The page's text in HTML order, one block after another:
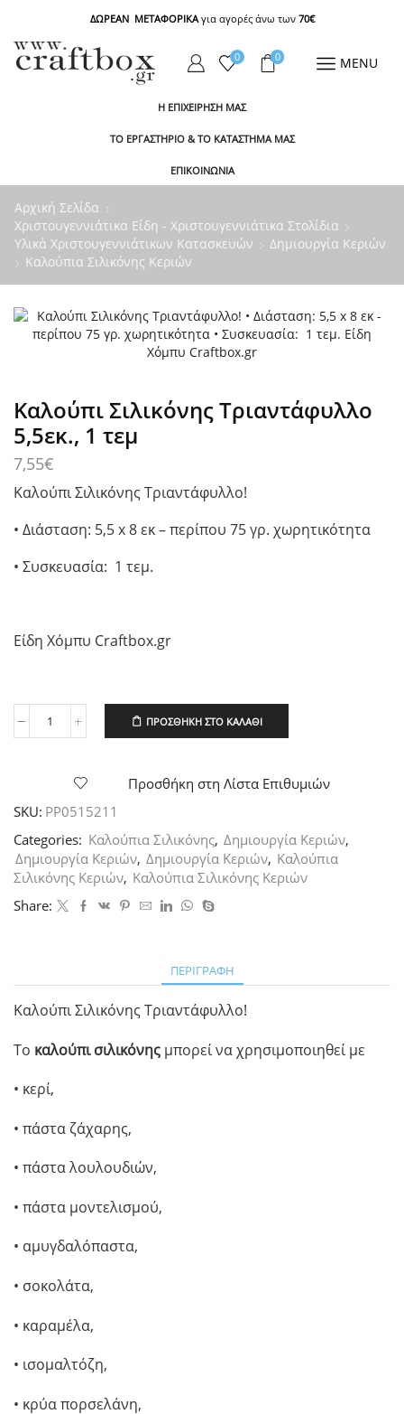
ΔΩΡΕΑΝ ΜΕΤΑΦΟΡΙΚΑγια αγορές άνω των 70€
0 0 MENU
Η ΕΠΙΧΕΙΡΗΣΗ ΜΑΣ
ΤΟ ΕΡΓΑΣΤΗΡΙΟ & ΤΟ ΚΑΤΑΣΤΗΜΑ ΜΑΣ
ΕΠΙΚΟΙΝΩΝΙΑ
Αρχική Σελίδα
Χριστουγεννιάτικα Είδη - Χριστουγεννιάτικα Στολίδια
Υλικά Χριστουγεννιάτικων Κατασκευών
Δημιουργία Κεριών
Καλούπια Σιλικόνης Κεριών
Καλούπι Σιλικόνης Τριαντάφυλλο
5,5εκ., 1 τεμ
7,55€
Καλούπι Σιλικόνης Τριαντάφυλλο!
• Διάσταση: 5,5 x 8 εκ – περίπου 75 γρ. χωρητικότητα
• Συσκευασία: 1 τεμ.
Είδη Χόμπυ Craftbox.gr
Καλούπι
5,5εκ.,
τεμ
ποσότητα
ΠΡΟΣΘΉΚΗ ΣΤΟ ΚΑΛΆΘΙ
Προσθήκη στη Λίστα Επιθυμιών
SKU: PP0515211
Categories: Καλούπια Σιλικόνης, Δημιουργία Κεριών,
Δημιουργία Κεριών, Δημιουργία Κεριών, Καλούπια
Σιλικόνης Κεριών, Καλούπια Σιλικόνης Κεριών
Share:
ΠΕΡΙΓΡΑΦΉ
Καλούπι Σιλικόνης Τριαντάφυλλο!
Το καλούπι σιλικόνης μπορεί να χρησιμοποιηθεί με
• κερί,
• πάστα ζάχαρης,
• πάστα λουλουδιών,
• πάστα μοντελισμού,
• αμυγδαλόπαστα,
• σοκολάτα,
• καραμέλα,
• ισομαλτόζη,
• κρύα πορσελάνη,